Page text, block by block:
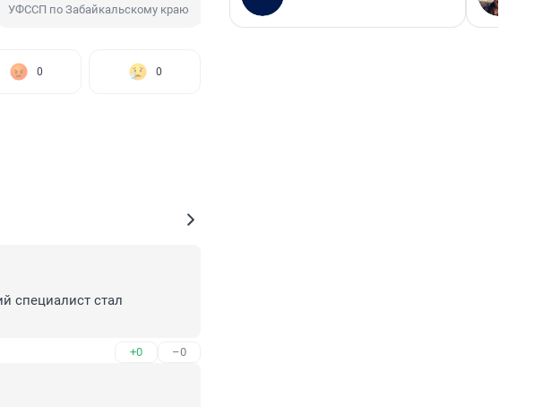
УФССП по Забайкальскому краю Коррупция
0 0
специалист стал
+0 –0